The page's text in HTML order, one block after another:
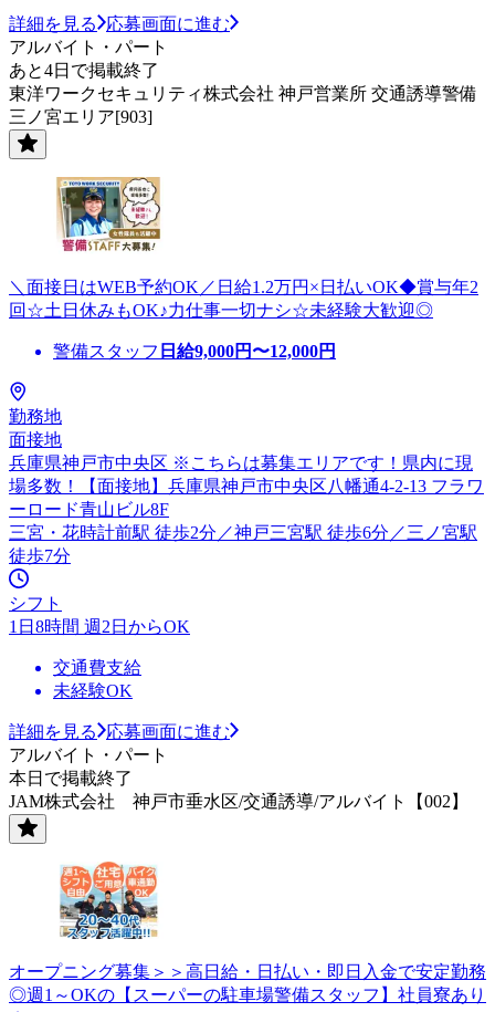
詳細を見る
応募画面に進む
アルバイト・パート
あと4日で掲載終了
東洋ワークセキュリティ株式会社 神戸営業所 交通誘導警備
三ノ宮エリア[903]
＼面接日はWEB予約OK／日給1.2万円×日払いOK◆賞与年2
回☆土日休みもOK♪力仕事一切ナシ☆未経験大歓迎◎
警備スタッフ 日給9,000円〜12,000円
勤務地
面接地
兵庫県神戸市中央区 ※こちらは募集エリアです！県内に現
場多数！【面接地】兵庫県神戸市中央区八幡通4-2-13 フラワ
ーロード青山ビル8F
三宮・花時計前駅 徒歩2分／神戸三宮駅 徒歩6分／三ノ宮駅
徒歩7分
シフト
1日8時間 週2日からOK
交通費支給
未経験OK
詳細を見る
応募画面に進む
アルバイト・パート
本日で掲載終了
JAM株式会社 神戸市垂水区/交通誘導/アルバイト【002】
オープニング募集＞＞高日給・日払い・即日入金で安定勤務
◎週1～OKの【スーパーの駐車場警備スタッフ】社員寮あり